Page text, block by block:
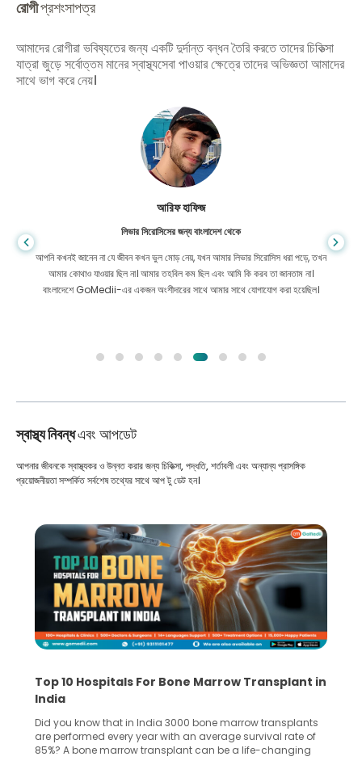
রোগীপ্রশংসাপত্র
আমাদের রোগীরা ভবিষ্যতের জন্য একটি দুর্দান্ত বন্ধন তৈরি করতে তাদের চিকিত্সা
যাত্রা জুড়ে সর্বোত্তম মানের স্বাস্থ্যসেবা পাওয়ার ক্ষেত্রে তাদের অভিজ্ঞতা আমাদের
সাথে ভাগ করে নেয়।
আরিফ হাফিজ
লিভার সিরোসিসের জন্য বাংলাদেশ থেকে
আপনি কখনই জানেন না যে জীবন কখন ভুল মোড় নেয়, যখন আমার লিভার সিরোসিস ধরা পড়ে, তখন
আমার কোথাও যাওয়ার ছিল না। আমার তহবিল কম ছিল এবং আমি কি করব তা জানতাম না।
বাংলাদেশে GoMedii-এর একজন অংশীদারের সাথে আমার সাথে যোগাযোগ করা হয়েছিল।
স্বাস্থ্য নিবন্ধএবং আপডেট
আপনার জীবনকে স্বাস্থ্যকর ও উন্নত করার জন্য চিকিত্সা, পদ্ধতি, শর্তাবলী এবং অন্যান্য প্রাসঙ্গিক
প্রয়োজনীয়তা সম্পর্কিত সর্বশেষ তথ্যের সাথে আপ টু ডেট হন।
Top 10 Hospitals For Bone Marrow Transplant in
India
Did you know that in India 3000 bone marrow transplants
are performed every year with an average survival rate of
85%? A bone marrow transplant can be a life-changing